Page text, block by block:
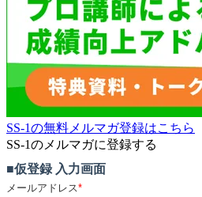
SS-1の無料メルマガ登録はこちら
SS-1のメルマガに登録する